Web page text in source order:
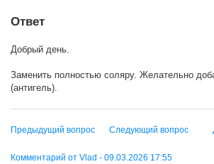
Ответ
Добрый день.
Заменить полностью соляру. Желательно
(антигель).
Предыдущий вопрос Следующий вопрос
Комментарий от Vlad - 09.03.2026 17:55